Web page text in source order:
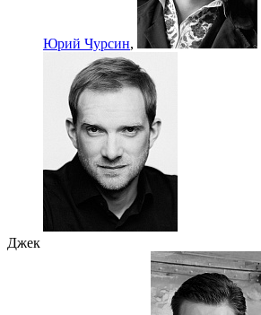
Юрий Чурсин,
Джек